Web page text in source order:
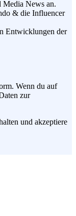
Media News an.
& die Influencer
Entwicklungen der
Wenn du auf
zur
und akzeptiere